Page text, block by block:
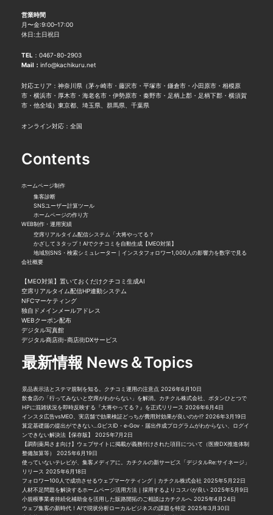
営業時間
月〜金:9:00–17:00
休日:土日祝日
TEL ： 0467-80-2903
Mail： info@kachikuru.net
対応エリア：神奈川県（茅ヶ崎市・藤沢市・平塚市・鎌倉市・小田原市・相模原
市・横浜市・厚木市・海老名市・伊勢原市・秦野市・足柄上郡・足柄下郡・横須賀
市・他全域）東京都、埼玉県、群馬県、千葉県
オンライン対応：全国
Contents
ホームページ制作
集客診断
SNSユーザー計算ツール
ホームページの作り方
WEB制作・運用実績
空席リアルタイム配信システム「大将やってる？
かざして３タップ！AIでクチコミを自動生成【MEO対策】
地域別SNS・検索シミュレーター｜インスタフォロワー1,000人の影響力を数字で見る
会社概要
【MEO対策】置いておくだけクチコミ生成AI
空席リアルタイム配信HP連動システム
NFCマーケティング
独自ドメインメールアドレス
WEBクーポン配布
デジタル写真館
デジタル商店街-商店街DXサービス
最新情報 News＆Topics
景品表示法とステマ規制を知る。クチコミ運用の注意点 2026年6月10日
飲食店の「行ってみないと空席がわからない」を解消。カチクル株式会社、ボタンひとつで
HPに混雑状況を即時反映する『大将やってる？』を正式リリース 2026年6月4日
インスタ広告vsMEO、実店舗で効果検証どっちが費用対効果が良いのか⁉︎ 2026年3月19日
算定基礎届の提出ができない…GビスID・e-Gov・届出作成プログラムがわからない、ログイ
ンできない解決法【保存版】
2025年7月2日
【調剤薬局さま向け】ウェブサイトに掲載が義務付けされた項目について（医療DX推進体制
整備加算等）
2025年6月19日
使っていないテレビが、集客メディアに。カチクルの新サービス「デジタルRe:サイネージ」
リリース 2025年6月18日
フォロワー100人で成功させるウェブマーケティング｜カチクル株式会社 2025年5月22日
人材不足問題を解決するホームページ活用方法｜採用するよりコスパが良い 2025年5月9日
小規模事業者持続化補助金を活用した販路開拓のご相談はカチクルへ 2025年4月24日
ウェブ集客の新時代！AIで現状分析ローカルビジネスの課題を特定 2025年3月30日